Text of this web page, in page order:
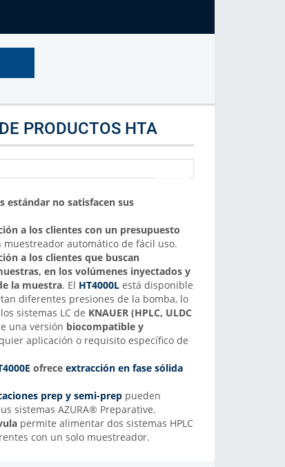
PRODUCTOS HTA
estándar no satisfacen sus
a los clientes con un presupuesto
automático de fácil uso.
a los clientes que buscan
en los volúmenes inyectados y
la muestra. El HT4000L está disponible
diferentes presiones de la bomba, lo
sistemas LC de KNAUER (HPLC, ULDC
una versión biocompatible y
aplicación o requisito específico de
ofrece extracción en fase sólida
prep y semi-prep pueden
sistemas AZURA® Preparative.
permite alimentar dos sistemas HPLC
con un solo muestreador.